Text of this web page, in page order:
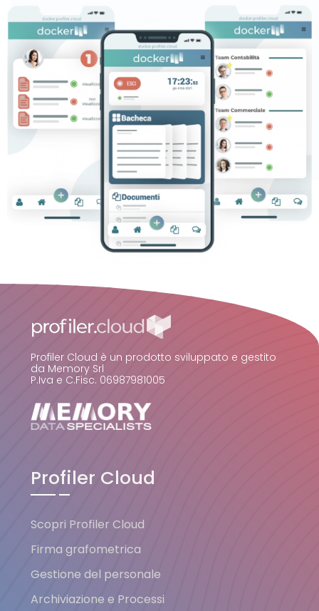
Profiler Cloud è un prodotto sviluppato e gestito
da Memory Srl
P.Iva e C.Fisc. 06987981005
Profiler Cloud
Scopri Profiler Cloud
Firma grafometrica
Gestione del personale
Archiviazione e Processi